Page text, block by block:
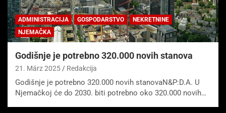
ADMINISTRACIJA GOSPODARSTVO
NEKRETNINE
NJEMAČKA
Godišnje je potrebno 320.000 novih stanova
21. März 2025 Redakcija
Godišnje je potrebno 320.000 novih stanovaN&P:D.A. U
Njemačkoj će do 2030. biti potrebno oko 320.000 novih…